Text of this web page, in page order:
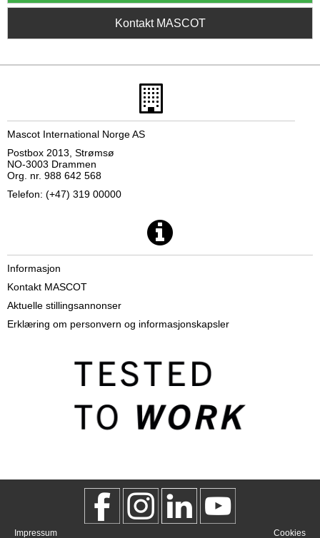
Kontakt MASCOT
Mascot International Norge AS
Postbox 2013, Strømsø
NO-3003 Drammen
Org. nr. 988 642 568
Telefon: (+47) 319 00000
Informasjon
Kontakt MASCOT
Aktuelle stillingsannonser
Erklæring om personvern og informasjonskapsler
Cookies
Impressum